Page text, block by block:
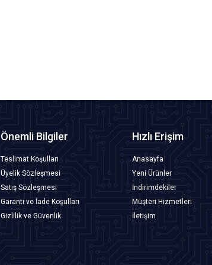
Önemli Bilgiler
Teslimat Koşulları
Üyelik Sözleşmesi
Satış Sözleşmesi
Garanti ve İade Koşulları
Gizlilik ve Güvenlik
Hızlı Erişim
Anasayfa
Yeni Ürünler
İndirimdekiler
Müşteri Hizmetleri
İletişim